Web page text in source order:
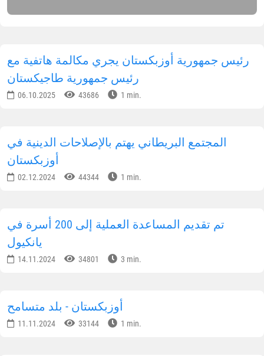
رئيس جمهورية أوزبكستان يجري مكالمة هاتفية مع
رئيس جمهورية طاجيكستان
06.10.2025 43686 1 min.
المجتمع البريطاني يهتم بالإصلاحات الدينية في
أوزبكستان
02.12.2024 44344 1 min.
تم تقديم المساعدة العملية إلى 200 أسرة في
يانكيول
14.11.2024 34801 3 min.
أوزبكستان - بلد متسامح
11.11.2024 33144 1 min.